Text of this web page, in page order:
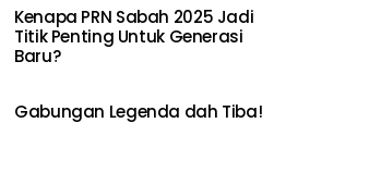
Kenapa PRN Sabah 2025 Jadi
Titik Penting Untuk Generasi
Baru?
Gabungan Legenda dah Tiba!